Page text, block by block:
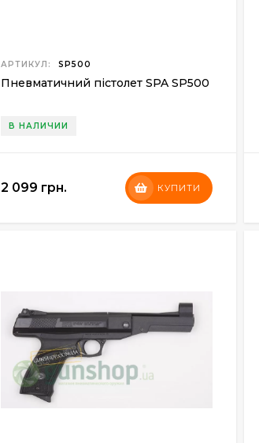
АРТИКУЛ: SP500
Пневматичний пістолет SPA SP500
В НАЛИЧИИ
2 099 грн. КУПИТИ